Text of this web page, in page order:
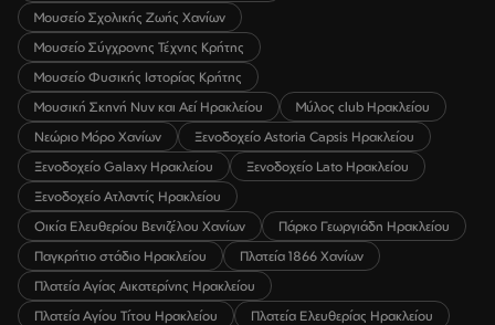
Μουσείο Σχολικής Ζωής Χανίων
Μουσείο Σύγχρονης Τέχνης Κρήτης
Μουσείο Φυσικής Ιστορίας Κρήτης
Μουσική Σκηνή Νυν και Αεί Ηρακλείου
Μύλος club Ηρακλείου
Νεώριο Μόρο Χανίων
Ξενοδοχείο Astoria Capsis Ηρακλείου
Ξενοδοχείο Galaxy Ηρακλείου
Ξενοδοχείο Lato Ηρακλείου
Ξενοδοχείο Ατλαντίς Ηρακλείου
Οικία Ελευθερίου Βενιζέλου Χανίων
Πάρκο Γεωργιάδη Ηρακλείου
Παγκρήτιο στάδιο Ηρακλείου
Πλατεία 1866 Χανίων
Πλατεία Αγίας Αικατερίνης Ηρακλείου
Πλατεία Αγίου Τίτου Ηρακλείου
Πλατεία Ελευθερίας Ηρακλείου